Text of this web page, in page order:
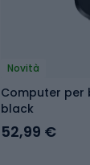
Novità
Computer per
black
52,99 €